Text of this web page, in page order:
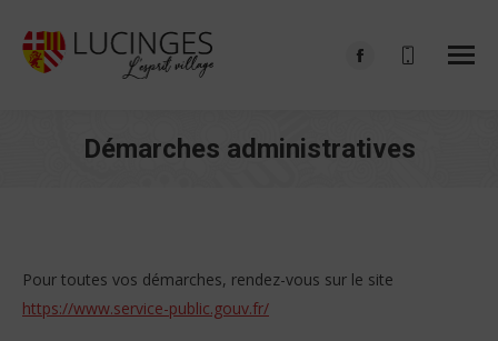
Facebook
in
Démarches administratives
Pour toutes vos démarches, rendez-vous sur le site
https://www.service-public.gouv.fr/